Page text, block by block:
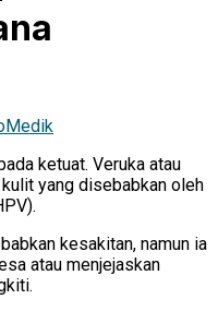
ketuat. Veruka atau
yang disebabkan oleh
kesakitan, namun ia
atau menjejaskan